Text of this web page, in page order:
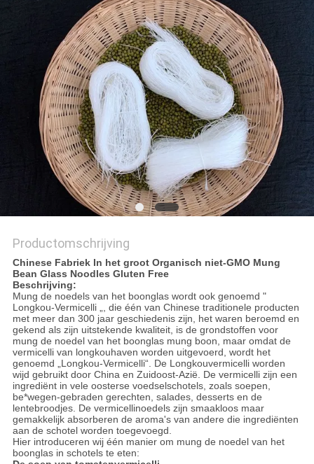
Productomschrijving
Chinese Fabriek In het groot Organisch niet-GMO Mung
Bean Glass Noodles Gluten Free
Beschrijving:
Mung de noedels van het boonglas wordt ook genoemd "
Longkou-Vermicelli „, die één van Chinese traditionele producten
met meer dan 300 jaar geschiedenis zijn, het waren beroemd en
gekend als zijn uitstekende kwaliteit, is de grondstoffen voor
mung de noedel van het boonglas mung boon, maar omdat de
vermicelli van longkouhaven worden uitgevoerd, wordt het
genoemd „Longkou-Vermicelli“. De Longkouvermicelli worden
wijd gebruikt door China en Zuidoost-Azië. De vermicelli zijn een
ingrediënt in vele oosterse voedselschotels, zoals soepen,
be*wegen-gebraden gerechten, salades, desserts en de
lentebroodjes. De vermicellinoedels zijn smaakloos maar
gemakkelijk absorberen de aroma's van andere die ingrediënten
aan de schotel worden toegevoegd.
Hier introduceren wij één manier om mung de noedel van het
boonglas in schotels te eten: